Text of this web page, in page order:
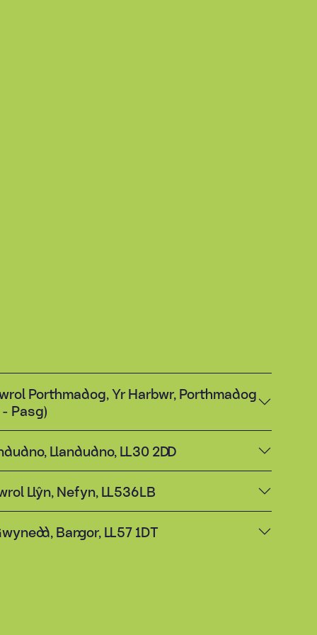
Porthmadog, Yr Harbwr, Porthmadog
Pasg)
Llandudno, LL30 2DD
Llŷn, Nefyn, LL536LB
Bangor, LL57 1DT